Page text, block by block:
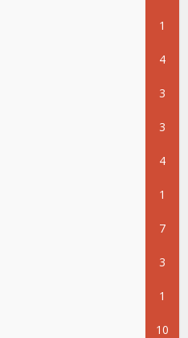
1
4
3
3
4
1
7
3
1
10